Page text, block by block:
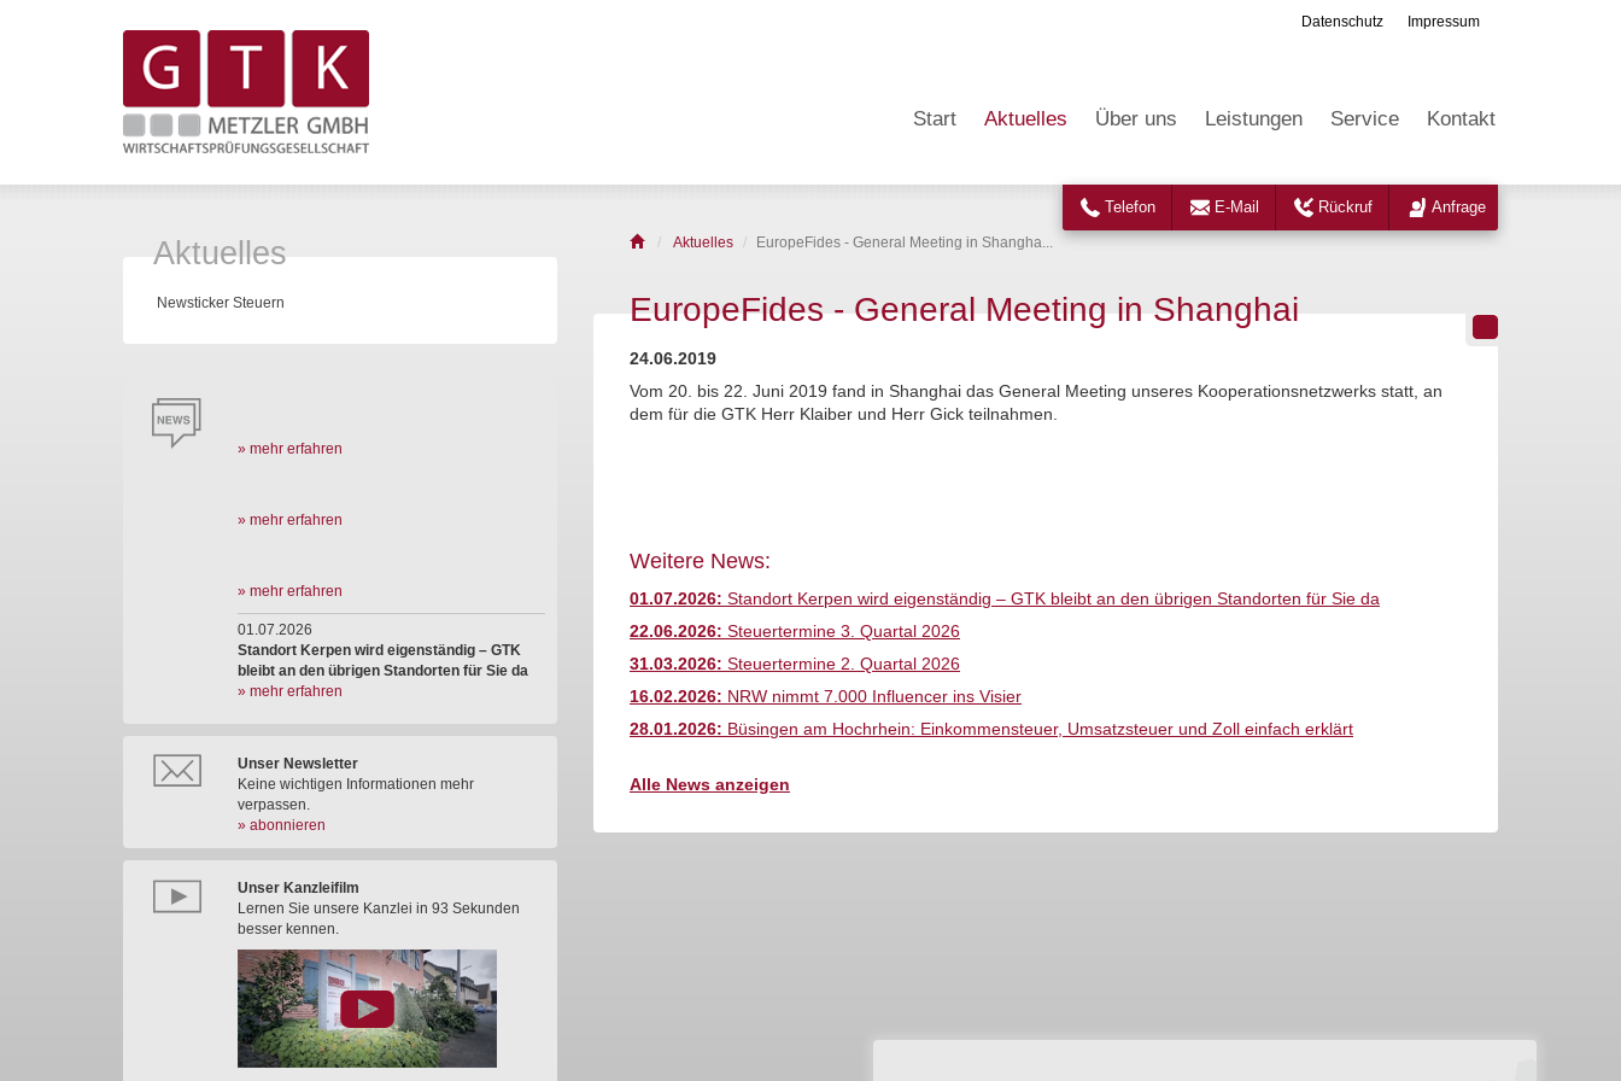
Datenschutz Impressum
Start Aktuelles Über uns Leistungen Service Kontakt
Telefon E-Mail Rückruf Anfrage
Aktuelles EuropeFides - General Meeting in Shangha...
EuropeFides - General Meeting in Shanghai
24.06.2019
Vom 20. bis 22. Juni 2019 fand in Shanghai das General Meeting unseres Kooperationsnetzwerks statt, an
dem für die GTK Herr Klaiber und Herr Gick teilnahmen.
Weitere News:
01.07.2026: Standort Kerpen wird eigenständig – GTK bleibt an den übrigen Standorten für Sie da
22.06.2026: Steuertermine 3. Quartal 2026
31.03.2026: Steuertermine 2. Quartal 2026
16.02.2026: NRW nimmt 7.000 Influencer ins Visier
28.01.2026: Büsingen am Hochrhein: Einkommensteuer, Umsatzsteuer und Zoll einfach erklärt
Alle News anzeigen
Aktuelles
Newsticker Steuern
» mehr erfahren
» mehr erfahren
» mehr erfahren
01.07.2026
Standort Kerpen wird eigenständig – GTK
bleibt an den übrigen Standorten für Sie da
» mehr erfahren
Unser Newsletter
Keine wichtigen Informationen mehr
verpassen.
» abonnieren
Unser Kanzleifilm
Lernen Sie unsere Kanzlei in 93 Sekunden
besser kennen.